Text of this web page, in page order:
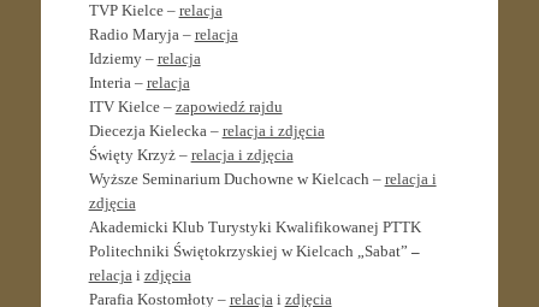
TVP Kielce – relacja
Radio Maryja – relacja
Idziemy – relacja
Interia – relacja
ITV Kielce – zapowiedź rajdu
Diecezja Kielecka – relacja i zdjęcia
Święty Krzyż – relacja i zdjęcia
Wyższe Seminarium Duchowne w Kielcach – relacja i
zdjęcia
Akademicki Klub Turystyki Kwalifikowanej PTTK
Politechniki Świętokrzyskiej w Kielcach „Sabat” –
relacjai zdjęcia
Parafia Kostomłoty – relacjai zdjęcia